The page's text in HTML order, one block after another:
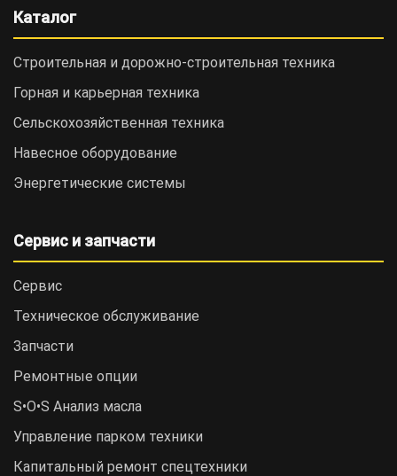
Каталог
Строительная и дорожно-cтроительная техника
Горная и карьерная техника
Сельскохозяйственная техника
Навесное оборудование
Энергетические системы
Сервис и запчасти
Сервис
Техническое обслуживание
Запчасти
Ремонтные опции
S•O•S Анализ масла
Управление парком техники
Капитальный ремонт спецтехники